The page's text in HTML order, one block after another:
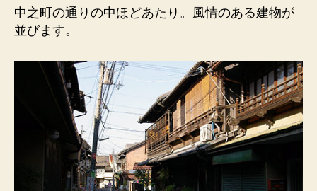
廓
情
の
あ
る
建
物
が
並
中之町の通りの中ほどあたり。風情のある建物が
並びます。